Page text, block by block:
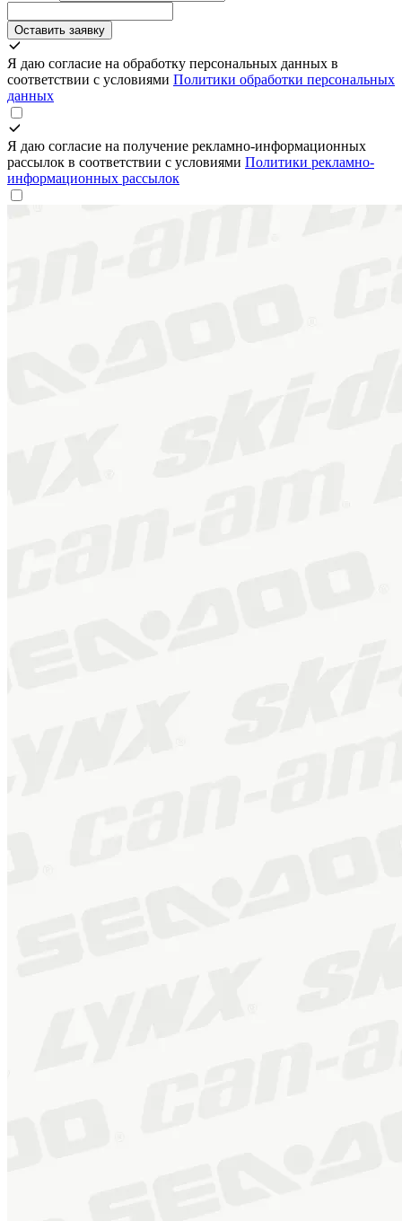
Оставить заявку
Я даю согласие на обработку персональных данных в
соответствии с условиями Политики обработки персональных
данных
Я даю согласие на получение рекламно-информационных
рассылок в соответствии с условиями Политики рекламно-
информационных рассылок